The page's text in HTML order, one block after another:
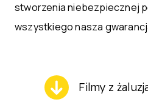
stworzenia niebezpiecznej
wszystkiego nasza
Filmy z